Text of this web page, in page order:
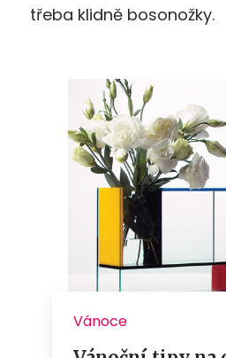
třeba klidně bosonožky.